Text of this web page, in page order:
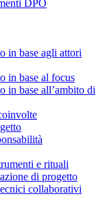
DPO
in base agli attori
in base al focus
in base all’ambito di
e rituali
di progetto
collaborativi